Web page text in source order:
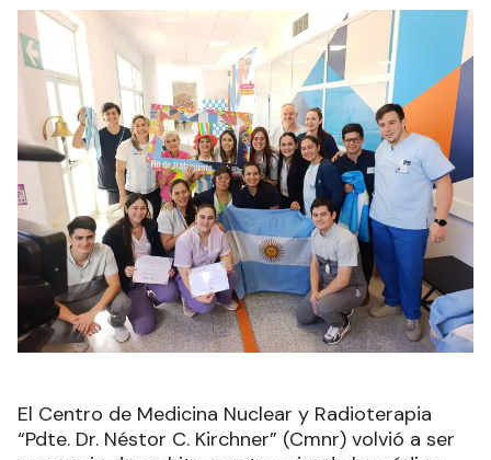
El Centro de Medicina Nuclear y Radioterapia
“Pdte. Dr. Néstor C. Kirchner” (Cmnr) volvió a ser